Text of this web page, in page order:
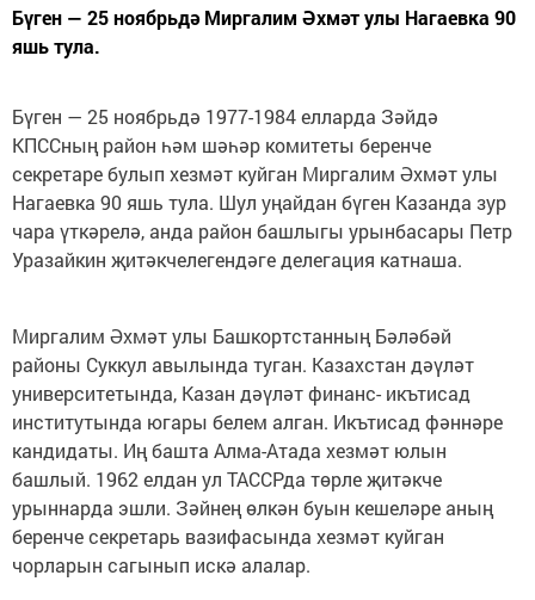
Бүген — 25 ноябрьдә Миргалим Әхмәт улы Нагаевка 90
яшь тула.
Бүген — 25 ноябрьдә 1977-1984 елларда Зәйдә
КПССның район һәм шәһәр комитеты беренче
секретаре булып хезмәт куйган Миргалим Әхмәт улы
Нагаевка 90 яшь тула. Шул уңайдан бүген Казанда зур
чара үткәрелә, анда район башлыгы урынбасары Петр
Уразайкин җитәкчелегендәге делегация катнаша.
Миргалим Әхмәт улы Башкортстанның Бәләбәй
районы Суккул авылында туган. Казахстан дәүләт
университетында, Казан дәүләт финанс- икътисад
институтында югары белем алган. Икътисад фәннәре
кандидаты. Иң башта Алма-Атада хезмәт юлын
башлый. 1962 елдан ул ТАССРда төрле җитәкче
урыннарда эшли. Зәйнең өлкән буын кешеләре аның
беренче секретарь вазифасында хезмәт куйган
чорларын сагынып искә алалар.